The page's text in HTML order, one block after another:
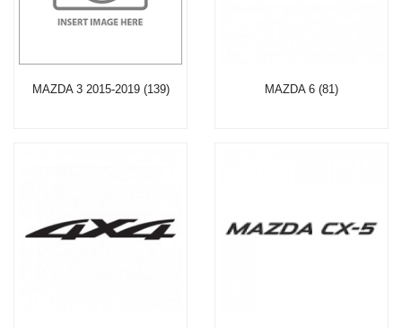
MAZDA 3 2015-2019 (139) MAZDA 6 (81)